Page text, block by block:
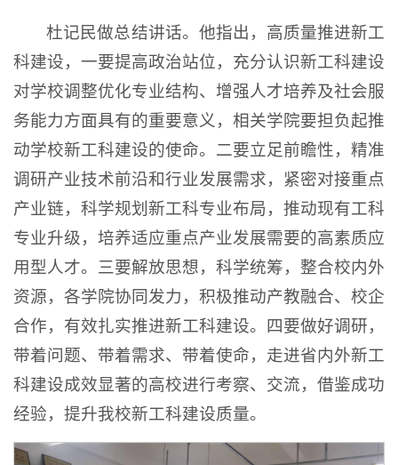
杜记民做总结讲话。他指出，高质量推进新工
科建设，一要提高政治站位，充分认识新工科建设
对学校调整优化专业结构、增强人才培养及社会服
务能力方面具有的重要意义，相关学院要担负起推
动学校新工科建设的使命。二要立足前瞻性，精准
调研产业技术前沿和行业发展需求，紧密对接重点
产业链，科学规划新工科专业布局，推动现有工科
专业升级，培养适应重点产业发展需要的高素质应
用型人才。三要解放思想，科学统筹，整合校内外
资源，各学院协同发力，积极推动产教融合、校企
合作，有效扎实推进新工科建设。四要做好调研，
带着问题、带着需求、带着使命，走进省内外新工
科建设成效显著的高校进行考察、交流，借鉴成功
经验，提升我校新工科建设质量。